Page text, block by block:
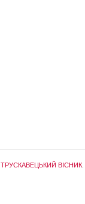
ТРУСКАВЕЦЬКИЙ ВІСНИК